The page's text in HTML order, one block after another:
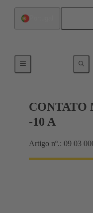
CONTATO
-10 A
Artigo nº.: 09 03